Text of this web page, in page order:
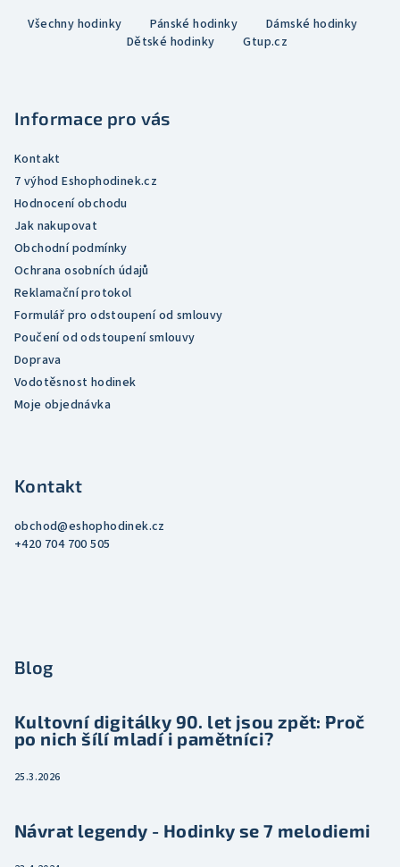
Všechny hodinky Pánské hodinky
Dámské hodinky
Dětské hodinky
Gtup.cz
Informace pro vás
Kontakt
7 výhod Eshophodinek.cz
Hodnocení obchodu
Jak nakupovat
Obchodní podmínky
Ochrana osobních údajů
Reklamační protokol
Formulář pro odstoupení od smlouvy
Poučení od odstoupení smlouvy
Doprava
Vodotěsnost hodinek
Moje objednávka
Kontakt
obchod@eshophodinek.cz
+420 704 700 505
Blog
Kultovní digitálky 90. let jsou zpět: Proč
po nich šílí mladí i pamětníci?
25.3.2026
Návrat legendy - Hodinky se 7 melodiemi